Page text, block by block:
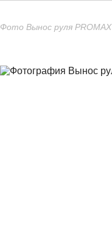
Фото Вынос руля PROMAX